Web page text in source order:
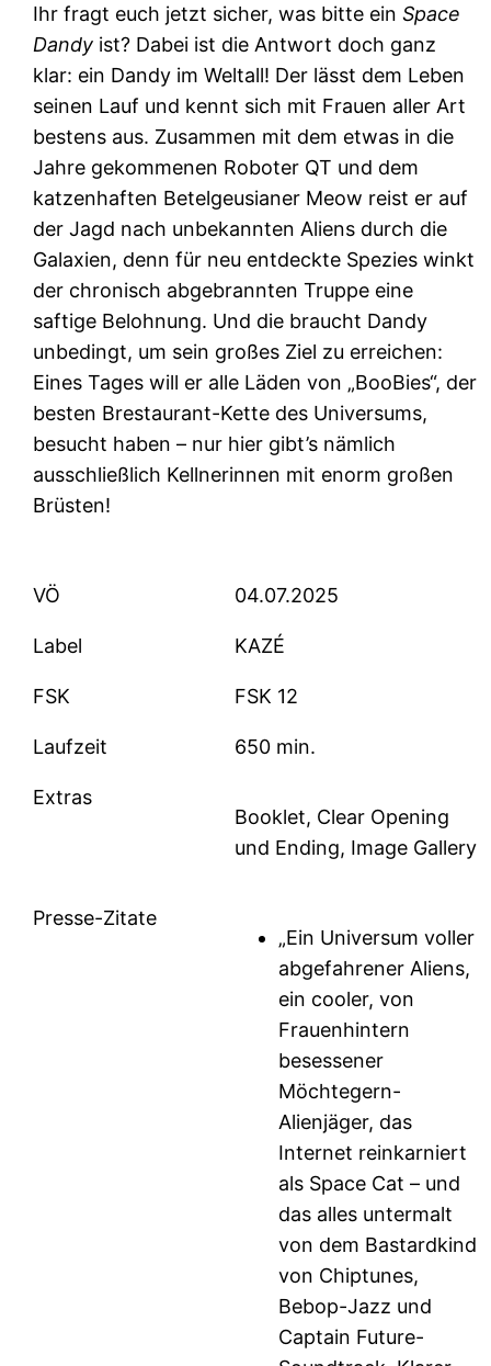
Ihr fragt euch jetzt sicher, was bitte ein Space
Dandy ist? Dabei ist die Antwort doch ganz
klar: ein Dandy im Weltall! Der lässt dem Leben
seinen Lauf und kennt sich mit Frauen aller Art
bestens aus. Zusammen mit dem etwas in die
Jahre gekommenen Roboter QT und dem
katzenhaften Betelgeusianer Meow reist er auf
der Jagd nach unbekannten Aliens durch die
Galaxien, denn für neu entdeckte Spezies winkt
der chronisch abgebrannten Truppe eine
saftige Belohnung. Und die braucht Dandy
unbedingt, um sein großes Ziel zu erreichen:
Eines Tages will er alle Läden von „BooBies“, der
besten Brestaurant-Kette des Universums,
besucht haben – nur hier gibt’s nämlich
ausschließlich Kellnerinnen mit enorm großen
Brüsten!
VÖ 04.07.2025
Label KAZÉ
FSK FSK 12
Laufzeit 650 min.
Extras
Booklet, Clear Opening
und Ending, Image Gallery
Presse-Zitate
„Ein Universum voller
abgefahrener Aliens,
ein cooler, von
Frauenhintern
besessener
Möchtegern-
Alienjäger, das
Internet reinkarniert
als Space Cat – und
das alles untermalt
von dem Bastardkind
von Chiptunes,
Bebop-Jazz und
Captain Future-